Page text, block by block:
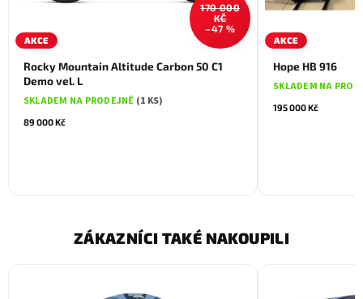
AKCE
170 000
KČ
–47 %
Rocky Mountain Altitude Carbon 50 C1
Demo vel. L
SKLADEM NA PRODEJNĚ (1 KS)
89 000 Kč
AKCE
Hope HB 916
SKLADEM NA
195 000 Kč
ZÁKAZNÍCI TAKÉ NAKOUPILI